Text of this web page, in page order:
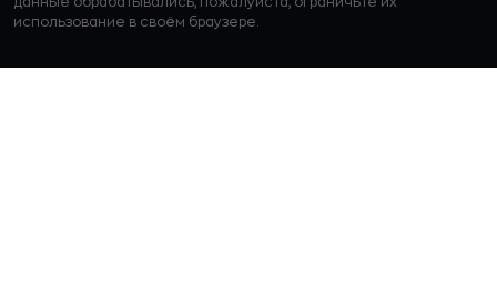
использование в своём браузере.